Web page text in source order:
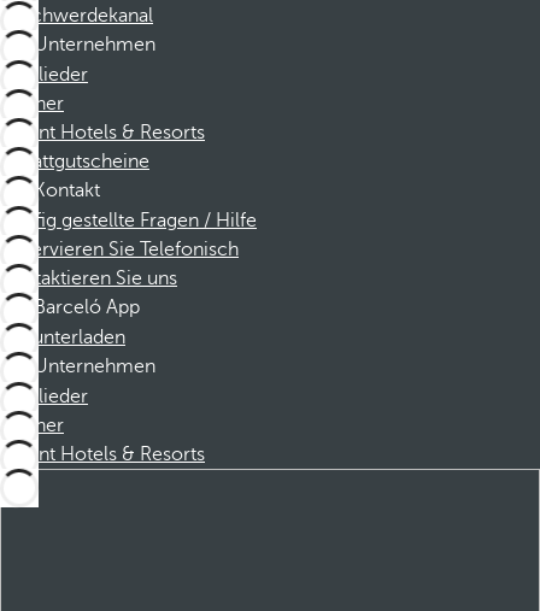
Beschwerdekanal
Unternehmen
Mitglieder
Partner
Dorint Hotels & Resorts
Rabattgutscheine
Kontakt
Häufig gestellte Fragen / Hilfe
Reservieren Sie Telefonisch
Kontaktieren Sie uns
Barceló App
Herunterladen
Unternehmen
Mitglieder
Partner
Dorint Hotels & Resorts